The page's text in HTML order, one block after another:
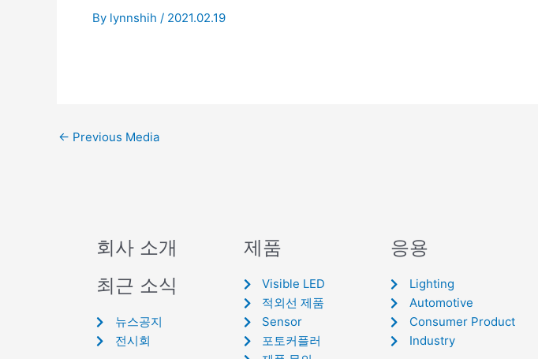
By lynnshih / 2021.02.19
← Previous Media
회사 소개
최근 소식
뉴스공지
전시회
제품
Visible LED
적외선 제품
Sensor
포토커플러
응용
Lighting
Automotive
Consumer Product
Industry